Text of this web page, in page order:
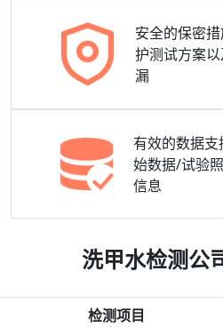
安全的保密
护测试方案
漏
有效的数据支
始数据/试验
信息
洗甲水检测公
检测项目